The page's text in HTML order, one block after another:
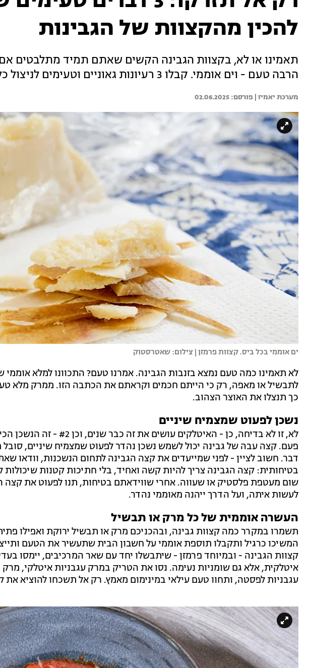
להכין מהקצוות של הגבינות
תאמינו או לא, בקצוות הגבינה הקשים שאתם תמיד מתלבטים
הרבה טעם - וים אוממי. קבלו 3 רעיונות גאוניים וטעימים לניצול כלללל הקצוות שבמקרר
מערכת יאמיז | 02.06.2025
ים אוממי בכל ביס. קצוות פרמזן | צילום: שאטרסטוק
לא תאמינו כמה טעם נמצא בזנבות הגבינה. אמרנו טעם? התכוונו למלא אוממי
לתבשיל או מאפה, רק כי הייתם חכמים וקראתם את הכתבה הזו. ממרק מלא
כך תנצלו את האוצר הצהוב.
נשכן לפעוט שמצמיח שיניים
לא, זו לא בדיחה, כן - האיטלקים
פעם. קצה עבה של גבינה יכול לשמש נשכן נהדר לפעוט שמצמיח שיניים, סובל
דבר. חשוב לציין - לפני שמייעדים את קצה הגבינה לתחום הנשכנות, וודאו
בטיחותית: קצה הגבינה צריך להיות קשה ואחיד, בלי חתיכות קטנות שיכולות
שום מעטפת פלסטיק או שעווה. אחרי שווידאתם בטיחות, תנו לפעוט את קצה
לעשות איתה, ועל הדרך ייהנה מאוממי נהדר.
העשרה אוממית של כל מרק או תבשיל
תשמרו במקרר כמה קצוות גבינה, ובהכניכם מרק או תבשיל ירוקת ואפילו
המשיכו כרגיל ותקבלו תוספת אוממי על חשבון הבית שתעשיר את הטעם
קצוות הגבינה - ובמיוחד פרמזן - שיתבשלו יחד עם שאר המרכיבים, יימסו
איטלקית, אלא גם שומניות נעימה. נסו את הטריק במרק עגבניות איטלקי, מרק
עגבניות לפסטה, ותחוו טעם עילאי במינימום מאמץ. רק אל תשכחו להוציא את